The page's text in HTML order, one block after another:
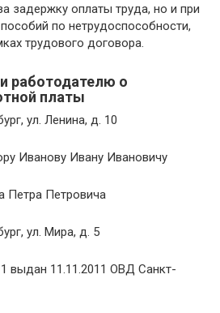
задержку оплаты труда, но и при
по нетрудоспособности,
трудового договора.
работодателю о
платы
ул. Ленина, д. 10
Иванову Ивану Ивановичу
Петра Петровича
ул. Мира, д. 5
выдан 11.11.2011 ОВД Санкт-